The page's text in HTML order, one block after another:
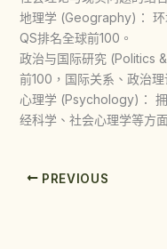
地理学 (Geography)： 环
QS排名全球前100。
政治与国际研究 (Politics
前100，国际关系、政治理
心理学 (Psychology)：
经科学、社会心理学等方
PREVIOUS